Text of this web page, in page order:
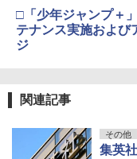
5
5
□「少年ジャンプ＋
テナンス実施および
ジ
関連記事
その他
集英